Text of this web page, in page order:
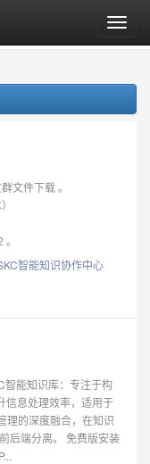
T
o
g
e
文件下载 。
智能知识协作中心
智能知识库：专注于构
信息处理效率，适用于
理的深度融合，在知识
后端分离。 免费版安装